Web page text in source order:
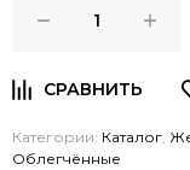
Категории: Каталог,
Облегчённые